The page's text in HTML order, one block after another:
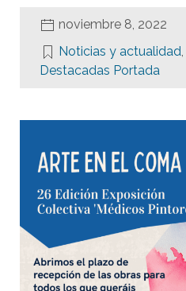
noviembre 8, 2022
Noticias y actualidad,
Destacadas Portada